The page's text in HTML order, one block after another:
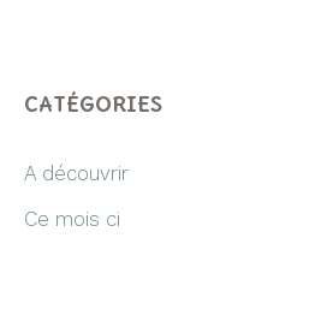
CATÉGORIES
A découvrir
Ce mois ci